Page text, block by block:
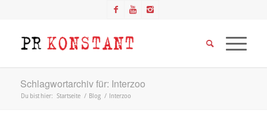
Schlagwortarchiv für: Interzoo
Du bist hier: Startseite / Blog / Interzoo